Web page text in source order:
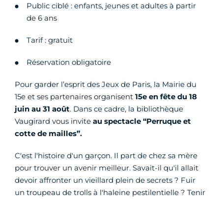
Public ciblé : enfants, jeunes et adultes à partir
de 6 ans
Tarif : gratuit
Réservation obligatoire
Pour garder l’esprit des Jeux de Paris, la Mairie du
15e et ses partenaires organisent 15e en fête du 18
juin au 31 août. Dans ce cadre, la bibliothèque
Vaugirard vous invite au spectacle “Perruque et
cotte de mailles”.
C'est l'histoire d'un garçon. Il part de chez sa mère
pour trouver un avenir meilleur. Savait-il qu'il allait
devoir affronter un vieillard plein de secrets ? Fuir
un troupeau de trolls à l'haleine pestilentielle ? Tenir